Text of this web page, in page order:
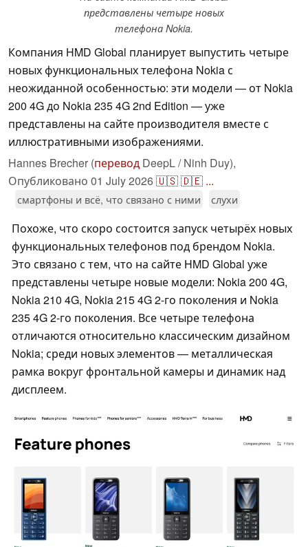
представлены четыре новых
телефона Nokia.
Компания HMD Global планирует выпустить четыре
новых функциональных телефона Nokia с
неожиданной особенностью: эти модели — от Nokia
200 4G до Nokia 235 4G 2nd Edition — уже
представлены на сайте производителя вместе с
иллюстративными изображениями.
Hannes Brecher (перевод DeepL / Ninh Duy),
Опубликовано 01 July 2026🇺🇸🇩🇪 ...
смартфоны и всё, что связано с ними слухи
Похоже, что скоро состоится запуск четырёх новых
функциональных телефонов под брендом Nokia.
Это связано с тем, что на сайте HMD Global уже
представлены четыре новые модели: Nokia 200 4G,
Nokia 210 4G, Nokia 215 4G 2-го поколения и Nokia
235 4G 2-го поколения. Все четыре телефона
отличаются относительно классическим дизайном
Nokia; среди новых элементов — металлическая
рамка вокруг фронтальной камеры и динамик над
дисплеем.